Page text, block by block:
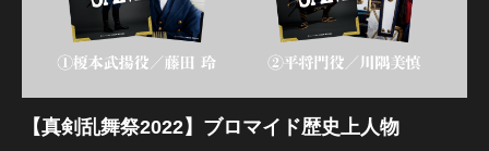
加州清光 単騎出陣 極
【真剣乱舞祭2022】ブロマイド歴史上人物